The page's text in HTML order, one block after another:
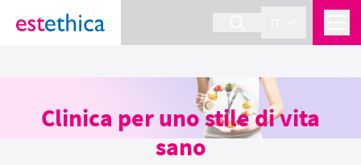
Clinica per uno stile di vita
sano